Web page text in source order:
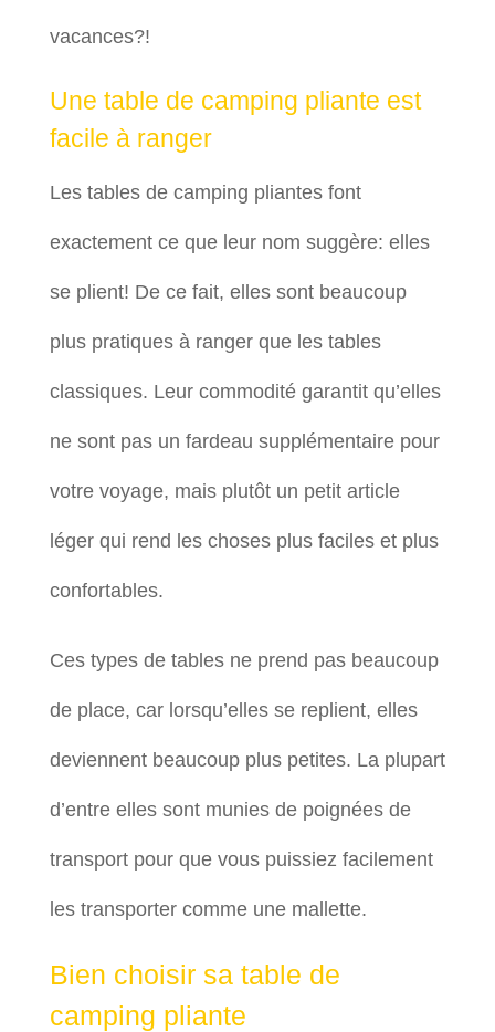
vacances?!
Une table de camping pliante est
facile à ranger
Les tables de camping pliantes font
exactement ce que leur nom suggère: elles
se plient! De ce fait, elles sont beaucoup
plus pratiques à ranger que les tables
classiques. Leur commodité garantit qu’elles
ne sont pas un fardeau supplémentaire pour
votre voyage, mais plutôt un petit article
léger qui rend les choses plus faciles et plus
confortables.
Ces types de tables ne prend pas beaucoup
de place, car lorsqu’elles se replient, elles
deviennent beaucoup plus petites. La plupart
d’entre elles sont munies de poignées de
transport pour que vous puissiez facilement
les transporter comme une mallette.
Bien choisir sa table de
camping pliante